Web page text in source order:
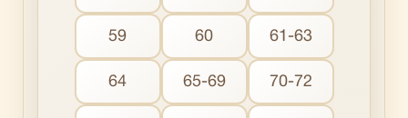
59 60 61-63
64 65-69 70-72